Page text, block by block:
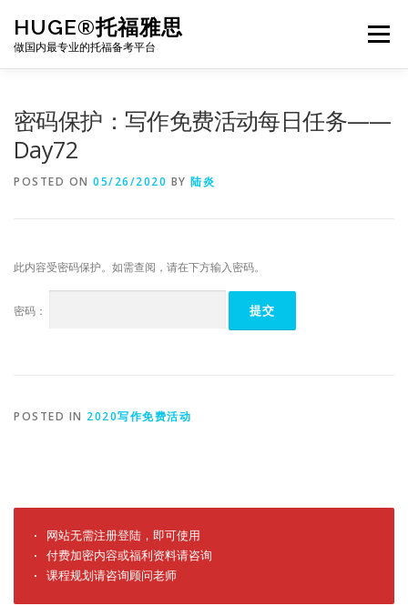
content
HUGE®托福雅思
做国内最专业的托福备考平台
Menu
密码保护：写作免费活动每日任务——
Day72
POSTED ON 05/26/2020 BY 陆炎
此内容受密码保护。如需查阅，请在下方输入密码。
密码：
POSTED IN 2020写作免费活动
· 网站无需注册登陆，即可使用
· 付费加密内容或福利资料请咨询
· 课程规划请咨询顾问老师